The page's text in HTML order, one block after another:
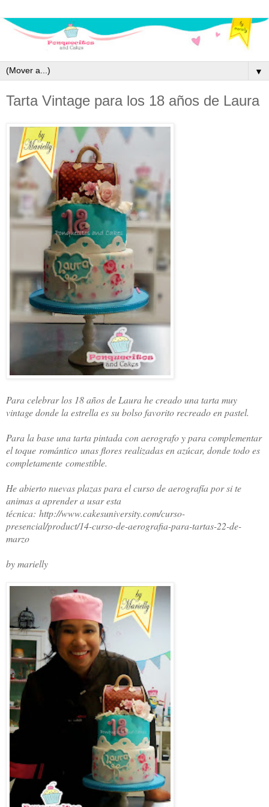
▼
Tarta Vintage para los 18 años de Laura
Para celebrar los 18 años de Laura he creado una tarta muy
vintage donde la estrella es su bolso favorito recreado en pastel.
Para la base una tarta pintada con aerografo y para complementar
el toque romántico unas flores realizadas en azúcar, donde todo es
completamente comestible.
He abierto nuevas plazas para el curso de aerografía por si te
animas a aprender a usar esta
técnica: http://www.cakesuniversity.com/curso-
presencial/product/14-curso-de-aerografia-para-tartas-22-de-
marzo
by marielly